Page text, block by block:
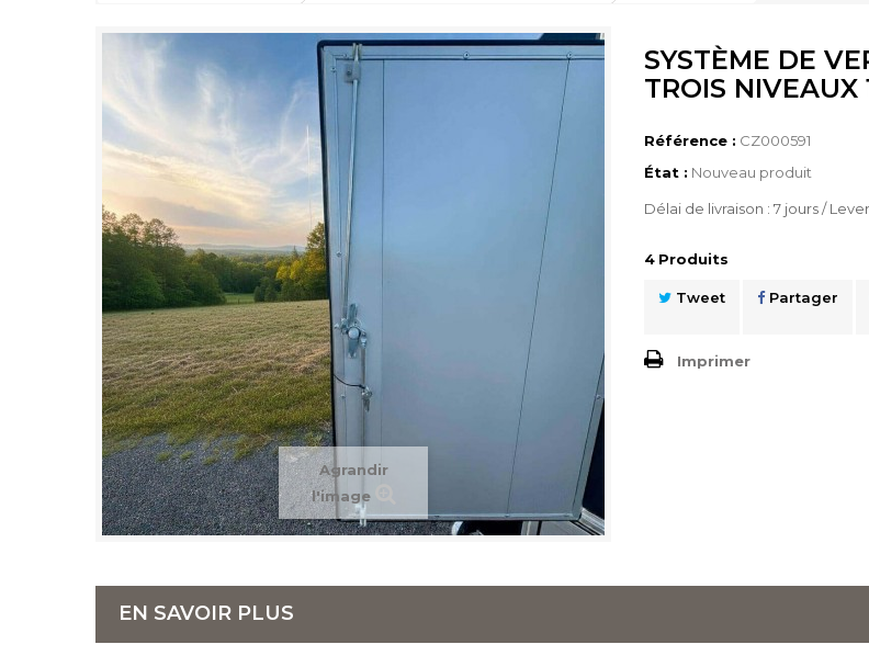
Agrandir
l'image
SYSTÈME DE
TROIS NIVEAUX
Référence : CZ000591
État : Nouveau produit
Délai de livraison : 7 jours /
4 Produits
Tweet Partager
Imprimer
EN SAVOIR PLUS